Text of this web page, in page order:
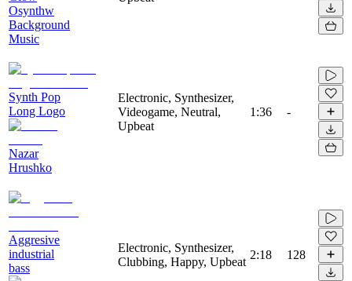
Osynthw
Background
Music
Synth Pop
Long Logo
Nazar
Hrushko
Electronic, Synthesizer,
Videogame, Neutral,
Upbeat
1:36 -
Aggresive
industrial
bass
Electronic, Synthesizer,
Clubbing, Happy, Upbeat
2:18 128